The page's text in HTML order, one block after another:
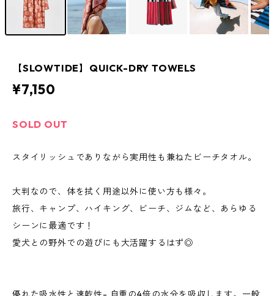
【SLOWTIDE】QUICK-DRY TOWELS
¥7,150
SOLD OUT
スタイリッシュでありながら実用性も兼ねたビーチタオル。
大判なので、体を拭く用途以外に使い方も様々。
旅行、キャンプ、ハイキング、ビーチ、ジムなど、あらゆる
シーンに最適です！
愛犬との野外での遊びにも大活躍するはず◎